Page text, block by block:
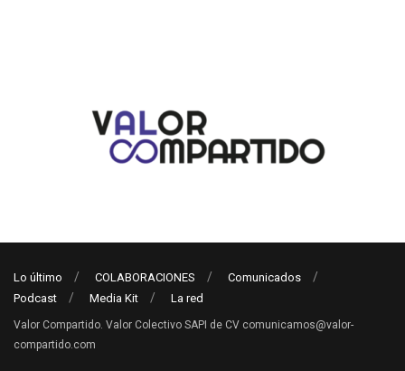
Lo último COLABORACIONES
Comunicados
Podcast
Media Kit La red
Valor Compartido. Valor Colectivo SAPI de CV comunicamos@valor-
compartido.com